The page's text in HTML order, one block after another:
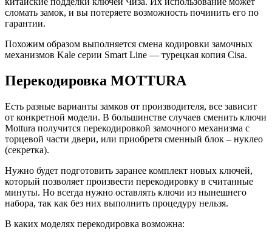
сломать замок, и вы потеряете возможность починить его по
гарантии.
Похожим образом выполняется смена кодировки замочных
механизмов Kale серии Smart Line — турецкая копия Cisa.
Перекодировка MOTTURA
Есть разные варианты замков от производителя, все зависит
от конкретной модели. В большинстве случаев сменить ключи
Mottura получится перекодировкой замочного механизма с
торцевой части двери, или приобретя сменный блок – нуклео
(секретка).
Нужно будет подготовить заранее комплект новых ключей,
который позволяет произвести перекодировку в считанные
минуты. Но всегда нужно оставлять ключи из нынешнего
набора, так как без них выполнить процедуру нельзя.
В каких моделях перекодировка возможна: